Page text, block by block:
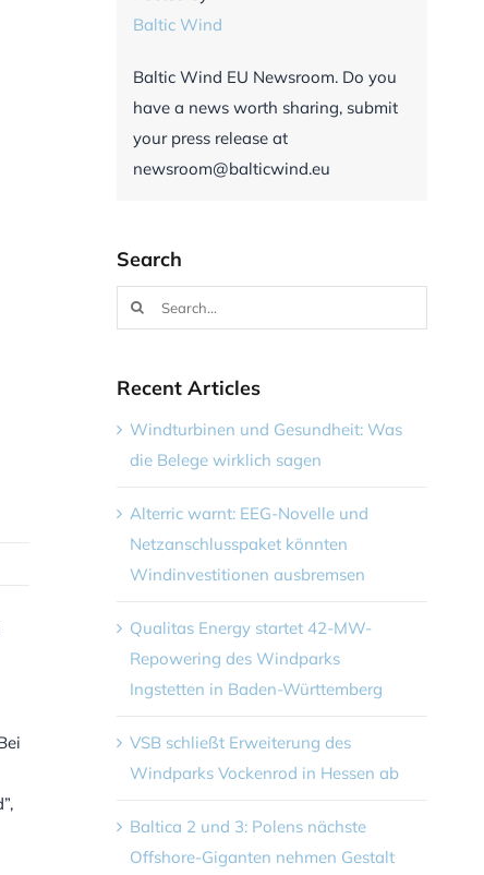
Baltic Wind
Baltic Wind EU Newsroom. Do you
have a news worth sharing, submit
your press release at
newsroom@balticwind.eu
Search
Search
for:
Recent Articles
Windturbinen und Gesundheit: Was
die Belege wirklich sagen
Alterric warnt: EEG-Novelle und
Netzanschlusspaket könnten
Windinvestitionen ausbremsen
Qualitas Energy startet 42-MW-
Repowering des Windparks
Ingstetten in Baden-Württemberg
VSB schließt Erweiterung des
Windparks Vockenrod in Hessen ab
Baltica 2 und 3: Polens nächste
Offshore-Giganten nehmen Gestalt